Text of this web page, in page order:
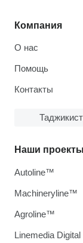
Компания
О нас
Помощь
Контакты
Наши проекты
Autoline™
Machineryline™
Agroline™
Linemedia